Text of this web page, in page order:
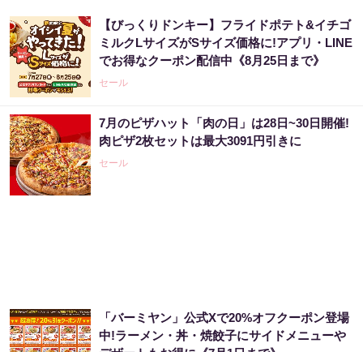
【びっくりドンキー】フライドポテト&イチゴ
ミルクLサイズがSサイズ価格に!アプリ・LINE
でお得なクーポン配信中《8月25日まで》
セール
7月のピザハット「肉の日」は28日~30日開催!
肉ピザ2枚セットは最大3091円引きに
セール
「バーミヤン」公式Xで20%オフクーポン登場
中!ラーメン・丼・焼餃子にサイドメニューや